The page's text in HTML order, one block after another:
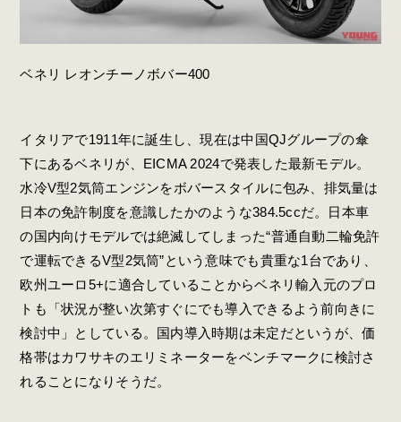
ベネリ レオンチーノボバー400
イタリアで1911年に誕生し、現在は中国QJグループの傘
下にあるベネリが、EICMA 2024で発表した最新モデル。
水冷V型2気筒エンジンをボバースタイルに包み、排気量は
日本の免許制度を意識したかのような384.5ccだ。日本車
の国内向けモデルでは絶滅してしまった“普通自動二輪免許
で運転できるV型2気筒”という意味でも貴重な1台であり、
欧州ユーロ5+に適合していることからベネリ輸入元のプロ
トも「状況が整い次第すぐにでも導入できるよう前向きに
検討中」としている。国内導入時期は未定だというが、価
格帯はカワサキのエリミネーターをベンチマークに検討さ
れることになりそうだ。